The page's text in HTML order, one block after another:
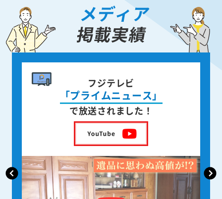
メディア
掲載実績
書籍出版
身近な人が
亡くなった後の遺品整理
を出版しました！